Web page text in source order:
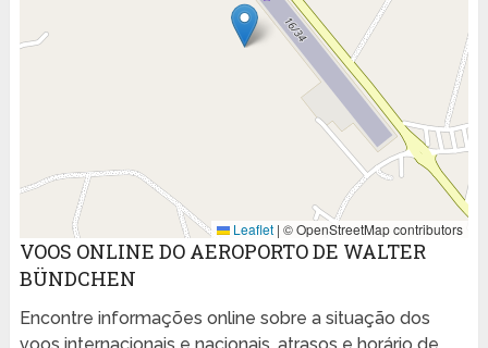
Leaflet | © OpenStreetMap contributors
VOOS ONLINE DO AEROPORTO DE WALTER
BÜNDCHEN
Encontre informações online sobre a situação dos